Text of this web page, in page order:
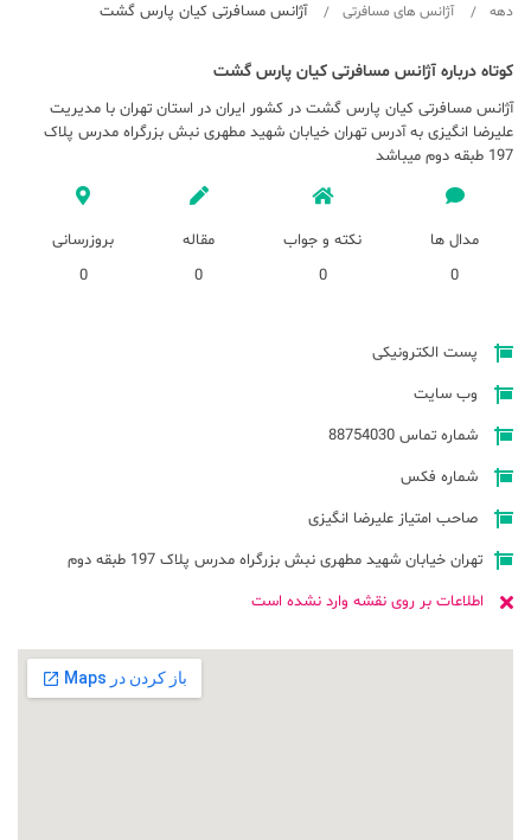
دهه آژانس های مسافرتی آژانس مسافرتی کيان پارس گشت
کوتاه درباره آژانس مسافرتی کيان پارس گشت
آژانس مسافرتی کيان پارس گشت در کشور ایران در استان تهران با مدیریت
علیرضا انگیزی به آدرس تهران خیابان شهید مطهری نبش بزرگراه مدرس پلاک
197 طبقه دوم میباشد
مدال ها
0
نکته و جواب
0
مقاله
0
بروزرسانی
0
پست الکترونیکی
وب سایت
شماره تماس 88754030
شماره فکس
صاحب امتیاز علیرضا انگیزی
تهران خیابان شهید مطهری نبش بزرگراه مدرس پلاک 197 طبقه دوم
اطلاعات بر روی نقشه وارد نشده است